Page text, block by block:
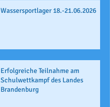
Wassersportlager 18.-21.06.2026
Erfolgreiche Teilnahme am
Schulwettkampf des Landes
Brandenburg